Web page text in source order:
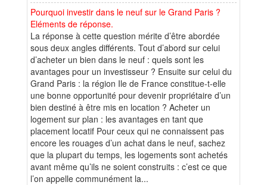
Pourquoi investir dans le neuf sur le Grand Paris ?
Eléments de réponse.
La réponse à cette question mérite d’être abordée
sous deux angles différents. Tout d’abord sur celui
d’acheter un bien dans le neuf : quels sont les
avantages pour un investisseur ? Ensuite sur celui du
Grand Paris : la région Ile de France constitue-t-elle
une bonne opportunité pour devenir propriétaire d’un
bien destiné à être mis en location ? Acheter un
logement sur plan : les avantages en tant que
placement locatif Pour ceux qui ne connaissent pas
encore les rouages d’un achat dans le neuf, sachez
que la plupart du temps, les logements sont achetés
avant même qu’ils ne soient construits : c’est ce que
l’on appelle communément la...